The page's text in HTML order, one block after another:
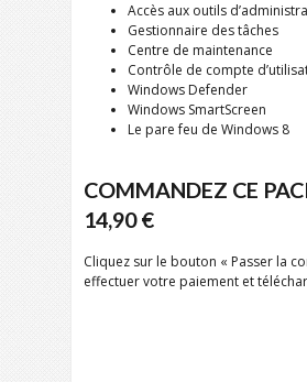
Accès aux outils
Gestionnaire des tâches
Centre de maintenance
Contrôle de compte
Windows Defender
Windows SmartScreen
Le pare feu de Windows 8
COMMANDEZ CE
14,90 €
Cliquez sur le bouton « Passer la
effectuer votre paiement et